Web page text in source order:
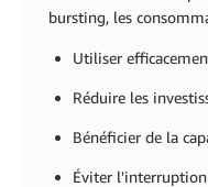
bursting, les
Utiliser
Réduire les
Bénéficier de la
Éviter l'interruption